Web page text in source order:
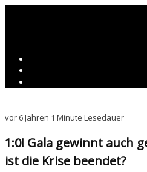
vor 6 Jahren 1 Minute Lesedauer
1:0! Gala gewinnt auch
ist die Krise beendet?